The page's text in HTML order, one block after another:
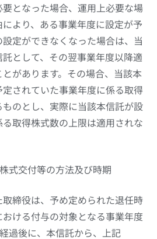
となった場合、運用上必要な場
より、ある事業年度に設定が予
定ができなくなった場合は、当
として、その翌事業年度以降適
があります。その場合、当該本
されていた事業年度に係る取得
のとし、実際に当該本信託が設
取得株式数の上限は適用されな
式交付等の方法及び時期
締役は、予め定められた退任時
ける付与の対象となる事業年度
過後に、本信託から、上記